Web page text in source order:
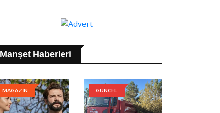
Manşet Haberleri
MAGAZİN GÜNCEL